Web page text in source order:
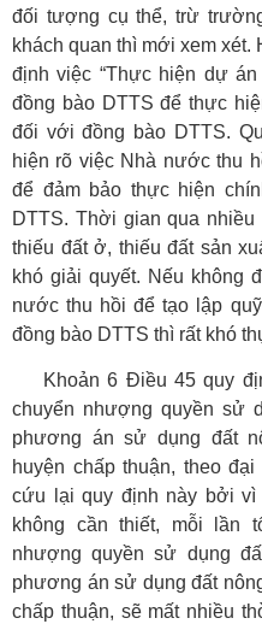
đối tượng cụ thể, trừ
khách quan thì mới xem
định việc “Thực hiện dự
đồng bào DTTS để thực
đối với đồng bào DTTS.
hiện rõ việc Nhà nước thu
để đảm bảo thực hiện
DTTS. Thời gian qua
thiếu đất ở, thiếu đất sản
khó giải quyết. Nếu không
nước thu hồi để tạo lập
đồng bào DTTS thì rất khó
Khoản 6 Điều 45 quy
chuyển nhượng quyền sử
phương án sử dụng đất
huyện chấp thuận, theo
cứu lại quy định này bởi vì
không cần thiết, mỗi lần
nhượng quyền sử dụng
phương án sử dụng đất
chấp thuận, sẽ mất nhiều